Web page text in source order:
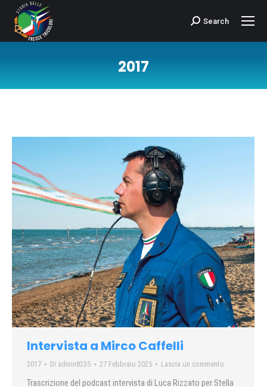
Cerca:Search
2017
Intervista a Mirco Caffelli
2017 Di admin8235 27 Febbraio 2025 Lascia un commento
Trascrizione del podcast intervista di Luca Rizzato per Stella